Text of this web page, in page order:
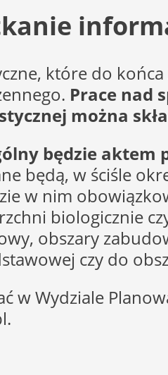
które do
Prace nad
można
będzie aktem
będą, w ściśle
w nim
biologicznie
obszary
czy do
w Wydziale
.